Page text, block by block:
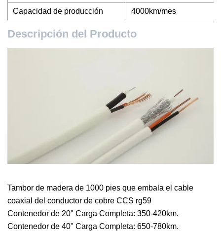
Capacidad de producción 4000km/mes
Descripción del Producto
Tambor de madera de 1000 pies que embala el cable
coaxial del conductor de cobre CCS rg59
Contenedor de 20" Carga Completa: 350-420km.
Contenedor de 40" Carga Completa: 650-780km.